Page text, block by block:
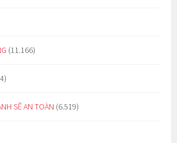
(11.166)
SẼ AN TOÀN (6.519)